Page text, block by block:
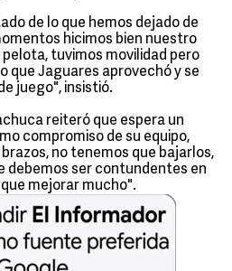
de lo que hemos dejado de
hicimos bien nuestro
tuvimos movilidad pero
que Jaguares aprovechó y se
juego", insistió.
reiteró que espera un
compromiso de su equipo,
no tenemos que bajarlos,
debemos ser contundentes en
mejorar mucho".